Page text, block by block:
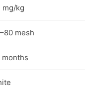
mg/kg
mesh
months